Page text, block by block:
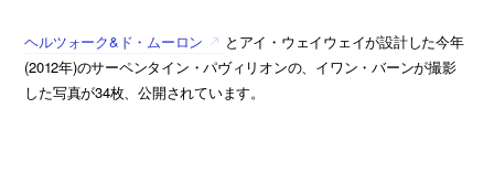
ヘルツォーク&ド・ムーロン
とアイ・ウェイウェイが設計した今年
(2012年)のサーペンタイン・パヴィリオンの、イワン・バーンが撮影
した写真が34枚、公開されています。